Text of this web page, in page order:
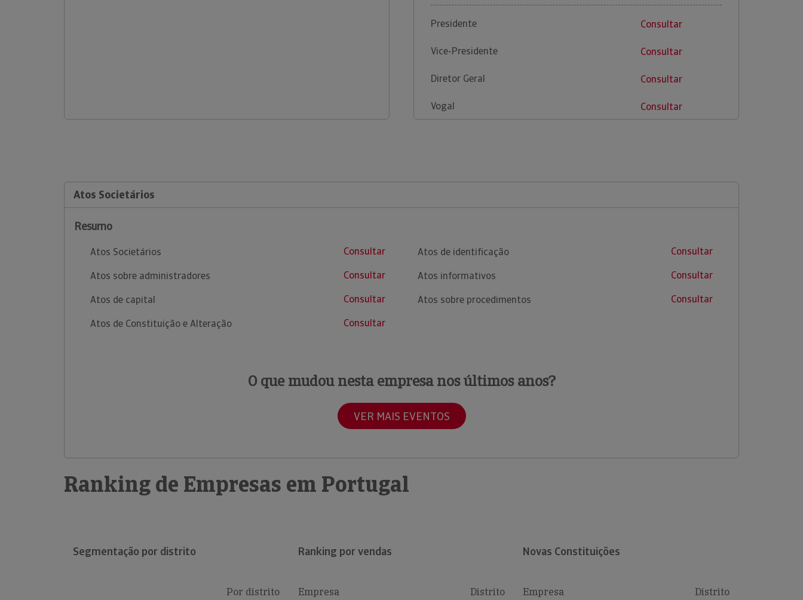
Presidente Consultar
Vice-Presidente Consultar
Diretor Geral Consultar
Vogal Consultar
Atos Societários
Resumo
Atos Societários
Consultar
Atos sobre administradores
Consultar
Atos de capital
Consultar
Atos de Constituição e Alteração
Consultar
Atos de identificação
Consultar
Atos informativos
Consultar
Atos sobre procedimentos
Consultar
O que mudou nesta empresa nos últimos anos?
VER MAIS EVENTOS
Ranking de Empresas em Portugal
Segmentação por distrito
Por distrito
Ranking por vendas
Empresa Distrito
Novas Constituições
Empresa Distrito